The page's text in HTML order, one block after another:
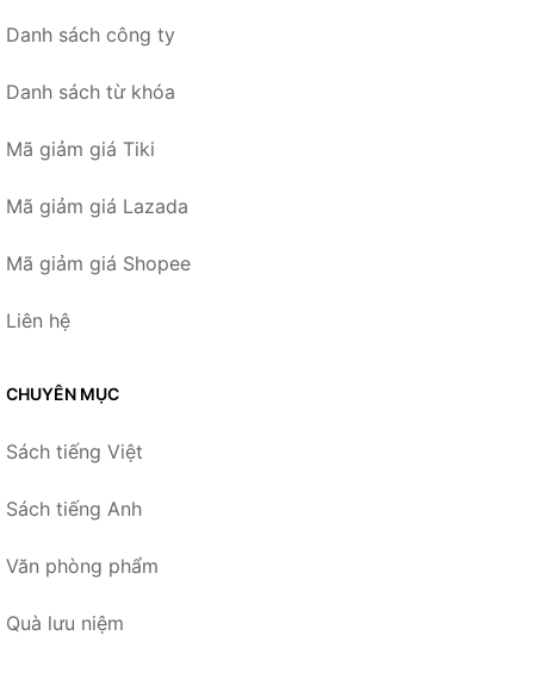
Danh sách công ty
Danh sách từ khóa
Mã giảm giá Tiki
Mã giảm giá Lazada
Mã giảm giá Shopee
Liên hệ
CHUYÊN MỤC
Sách tiếng Việt
Sách tiếng Anh
Văn phòng phẩm
Quà lưu niệm